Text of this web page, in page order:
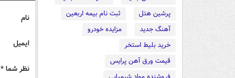
پرشین هتل
ثبت نام بیمه اربعین
آهنگ جدید
مزایده خودرو
خرید بلیط استخر
قیمت ورق آهن پرایس
نام
ایمیل
نظر شما *